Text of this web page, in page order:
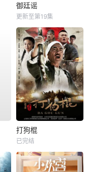
御廷谣
更新至第19集
打狗棍
已完结